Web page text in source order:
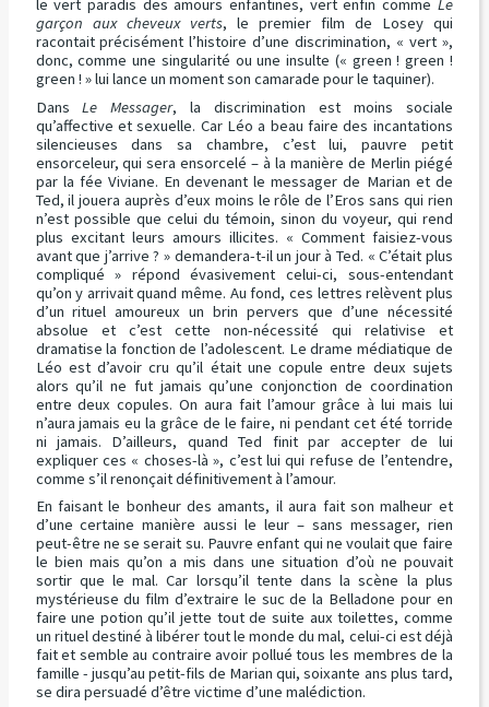
le vert paradis des amours enfantines, vert enfin comme Le
garçon aux cheveux verts, le premier film de Losey qui
racontait précisément l’histoire d’une discrimination, « vert »,
donc, comme une singularité ou une insulte (« green ! green !
green ! » lui lance un moment son camarade pour le taquiner).
DansLe Messager, la discrimination est moins sociale
qu’affective et sexuelle. Car Léo a beau faire des incantations
silencieuses dans sa chambre, c’est lui, pauvre petit
ensorceleur, qui sera ensorcelé – à la manière de Merlin piégé
par la fée Viviane. En devenant le messager de Marian et de
Ted, il jouera auprès d’eux moins le rôle de l’Eros sans qui rien
n’est possible que celui du témoin, sinon du voyeur, qui rend
plus excitant leurs amours illicites. « Comment faisiez-vous
avant que j’arrive ? » demandera-t-il un jour à Ted. « C’était plus
compliqué » répond évasivement celui-ci, sous-entendant
qu’on y arrivait quand même. Au fond, ces lettres relèvent plus
d’un rituel amoureux un brin pervers que d’une nécessité
absolue et c’est cette non-nécessité qui relativise et
dramatise la fonction de l’adolescent. Le drame médiatique de
Léo est d’avoir cru qu’il était une copule entre deux sujets
alors qu’il ne fut jamais qu’une conjonction de coordination
entre deux copules. On aura fait l’amour grâce à lui mais lui
n’aura jamais eu la grâce de le faire, ni pendant cet été torride
ni jamais. D’ailleurs, quand Ted finit par accepter de lui
expliquer ces « choses-là », c’est lui qui refuse de l’entendre,
comme s’il renonçait définitivement à l’amour.
En faisant le bonheur des amants, il aura fait son malheur et
d’une certaine manière aussi le leur – sans messager, rien
peut-être ne se serait su. Pauvre enfant qui ne voulait que faire
le bien mais qu’on a mis dans une situation d’où ne pouvait
sortir que le mal. Car lorsqu’il tente dans la scène la plus
mystérieuse du film d’extraire le suc de la Belladone pour en
faire une potion qu’il jette tout de suite aux toilettes, comme
un rituel destiné à libérer tout le monde du mal, celui-ci est déjà
fait et semble au contraire avoir pollué tous les membres de la
famille - jusqu’au petit-fils de Marian qui, soixante ans plus tard,
se dira persuadé d’être victime d’une malédiction.